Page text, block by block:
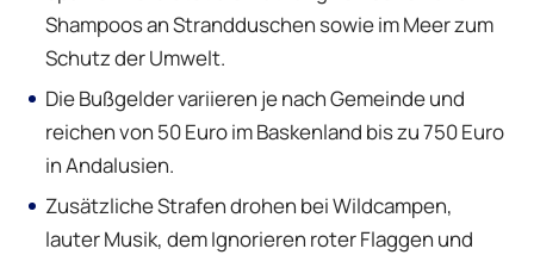
Shampoos an Strandduschen sowie im Meer zum
Schutz der Umwelt.
Die Bußgelder variieren je nach Gemeinde und
reichen von 50 Euro im Baskenland bis zu 750 Euro
in Andalusien.
Zusätzliche Strafen drohen bei Wildcampen,
lauter Musik, dem Ignorieren roter Flaggen und